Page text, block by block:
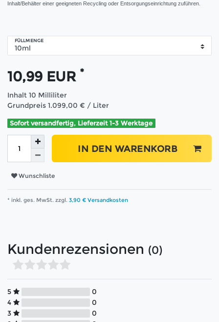
Inhalt/Behälter einer geeigneten Recycling oder Entsorgungseinrichtung zuführen.
FÜLLMENGE
10,99 EUR *
Inhalt 10 Milliliter
Grundpreis 1.099,00 € / Liter
Sofort versandfertig, Lieferzeit 1-3 Werktage
IN DEN WARENKORB
Wunschliste
* inkl. ges. MwSt. zzgl. 3,90 € Versandkosten
Kundenrezensionen (0)
5
0
4
0
3
0